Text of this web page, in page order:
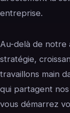
entreprise.
Au-delà de notre
stratégie,
travaillons main
qui partagent
vous démarrez